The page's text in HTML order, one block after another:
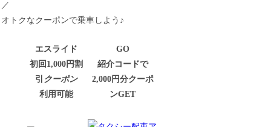
／
オトクなクーポンで乗車しよう♪
エスライド
初回1,000円割
引 クーポン
利用可能
GO
紹介コードで
2,000円分クーポ
ンGET